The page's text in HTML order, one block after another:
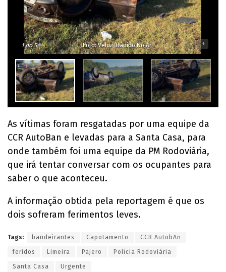
1do 5 Foto: Veloz/Rápido No Ar - +
As vítimas foram resgatadas por uma equipe da
CCR AutoBan e levadas para a Santa Casa, para
onde também foi uma equipe da PM Rodoviária,
que irá tentar conversar com os ocupantes para
saber o que aconteceu.
A informação obtida pela reportagem é que os
dois sofreram ferimentos leves.
Tags: bandeirantes Capotamento CCR AutobAn
feridos Limeira Pajero Polícia Rodoviária
Santa Casa Urgente